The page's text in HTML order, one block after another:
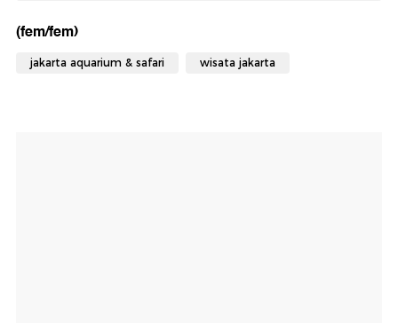
(fem/fem)
jakarta aquarium & safari wisata jakarta